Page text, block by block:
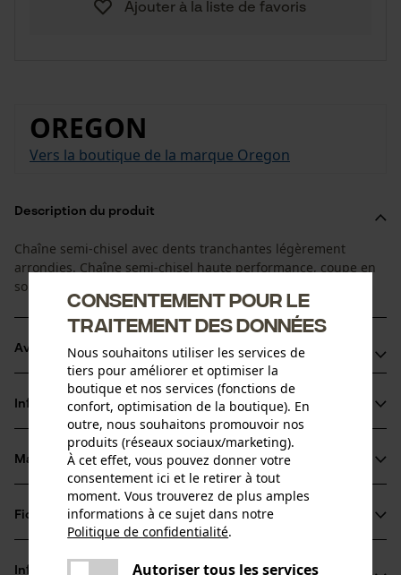
Ajouter à la liste de favoris
OREGON
Vers la boutique de la marque Oregon
Description du produit
Chaîne semi-chisel avec dents tranchantes légèrement
arrondies. Chaîne semi-chisel haute performance, coupe en
souplesse, pour une utilisation professionnelle.
Avantages du produit
La chaîne réduit les vibrations du dispositif de coupe
Arêtes de coupe de petit diamètre pour des coupes
rapides et un affûtage aisé
Les maillons entraîneurs de sécurité réduisent le choc
retour
Informations sur le produit
Détails du produit
Type dactivité
Matériau & entretien
Matériau
Matériau principal
Fiches techniques
Informations fabricant
Consentement pour le
traitement des données
Nous souhaitons utiliser les services de
tiers pour améliorer et optimiser la
boutique et nos services (fonctions de
confort, optimisation de la boutique). En
outre, nous souhaitons promouvoir nos
produits (réseaux sociaux/marketing).
À cet effet, vous pouvez donner votre
consentement ici et le retirer à tout
moment. Vous trouverez de plus amples
informations à ce sujet dans notre
Politique de confidentialité.
Autoriser tous les services
Une erreur s'est produite. Veuillez
partager